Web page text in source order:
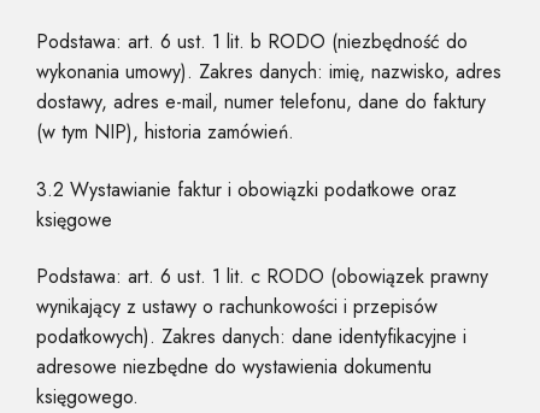
Podstawa: art. 6 ust. 1 lit. b RODO (niezbędność do
wykonania umowy). Zakres danych: imię, nazwisko, adres
dostawy, adres e-mail, numer telefonu, dane do faktury
(w tym NIP), historia zamówień.
3.2 Wystawianie faktur i obowiązki podatkowe oraz
księgowe
Podstawa: art. 6 ust. 1 lit. c RODO (obowiązek prawny
wynikający z ustawy o rachunkowości i przepisów
podatkowych). Zakres danych: dane identyfikacyjne i
adresowe niezbędne do wystawienia dokumentu
księgowego.